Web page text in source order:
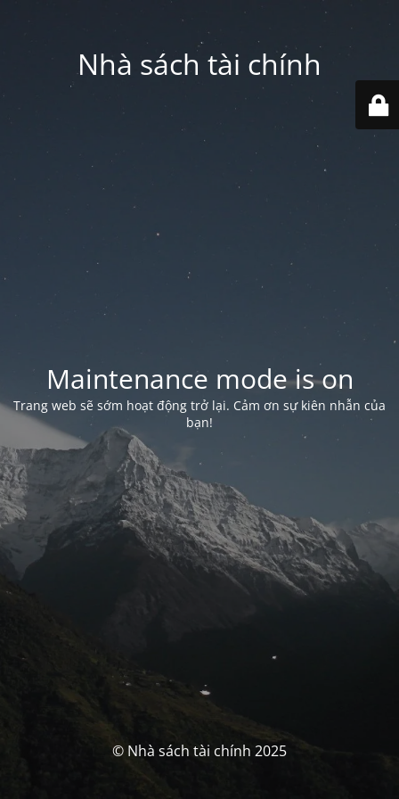
Nhà sách tài chính
Maintenance mode is on
Trang web sẽ sớm hoạt động trở lại. Cảm ơn sự kiên nhẫn của
bạn!
© Nhà sách tài chính 2025